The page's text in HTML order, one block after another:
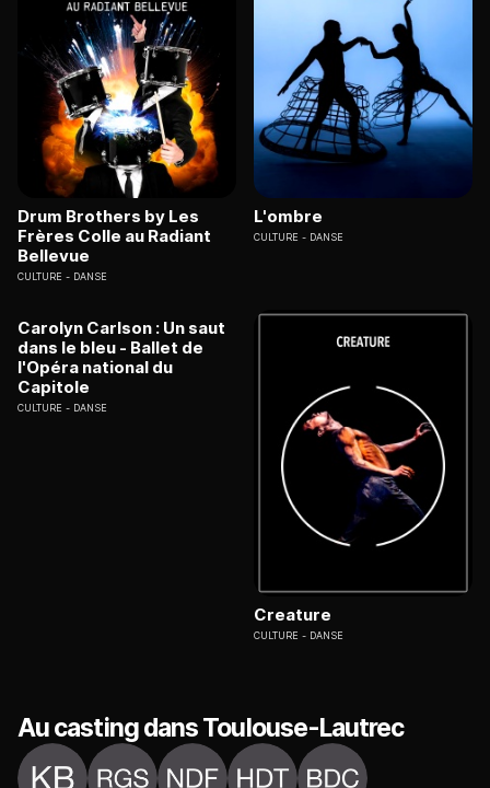
Drum Brothers by Les
Frères Colle au Radiant
Bellevue
CULTURE DANSE
L'ombre
CULTURE DANSE
Carolyn Carlson : Un saut
dans le bleu - Ballet de
l'Opéra national du
Capitole
CULTURE DANSE
Creature
CULTURE DANSE
Au casting dans Toulouse-Lautrec